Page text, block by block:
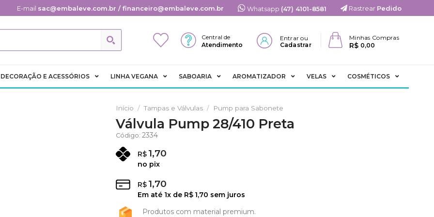
E-mail sac@embaleve.com.br / financeiro@embaleve.com.br Whatsapp (47) 4101-8581 Rastrear Pedido
Central de
Atendimento
Entrar ou
Cadastrar
Minhas Compras
R$ 0,00
DECORAÇÃO E ACESSÓRIOS LINHA VEGANA SABOARIA AROMATIZADOR VELAS COSMÉTICOS
Início / Tampas e Válvulas / Pump para Sabonete
Válvula Pump 28/410 Preta
Código: 2334
R$ 1,70
no pix
R$ 1,70
Em até 1x de R$ 1,70 sem juros
Produtos com material premium.